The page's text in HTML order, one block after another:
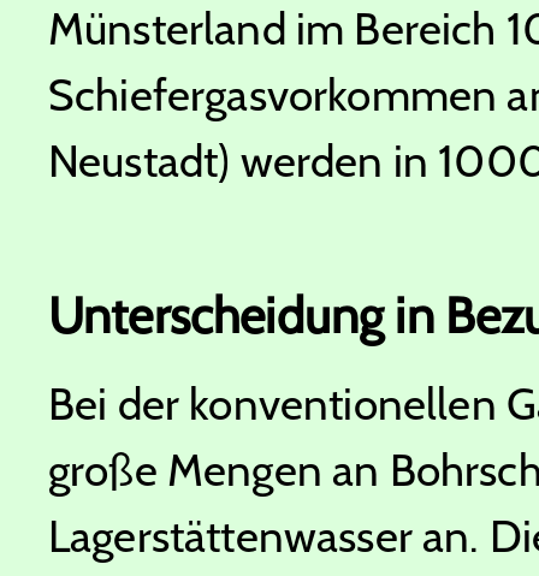
Münsterland im Bereich
Schiefergasvorkommen
Neustadt) werden in
Unterscheidung in
Bei der konventionellen
große Mengen an
Lagerstättenwasser an.